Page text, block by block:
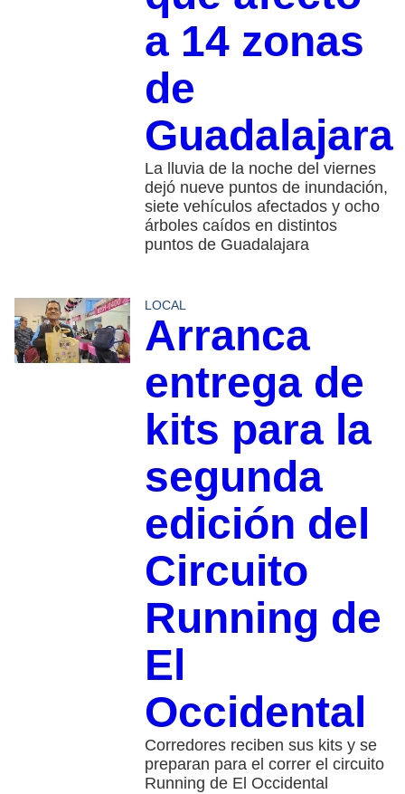
a 14 zonas
de
Guadalajara
La lluvia de la noche del viernes
dejó nueve puntos de inundación,
siete vehículos afectados y ocho
árboles caídos en distintos
puntos de Guadalajara
LOCAL
Arranca
entrega de
kits para la
segunda
edición del
Circuito
Running de
El
Occidental
Corredores reciben sus kits y se
preparan para el correr el circuito
Running de El Occidental